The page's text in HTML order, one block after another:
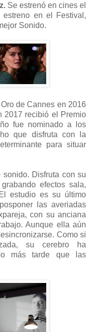
Se estrenó en cines el
en el Festival,
Sonido.
de Cannes en 2016
2017 recibió el Premio
fue nominado a los
que disfruta con la
para situar
Disfruta con su
efectos sala,
estudio es su último
las averiadas
con su anciana
Aunque ella aún
Como si
su cerebro ha
más tarde que las